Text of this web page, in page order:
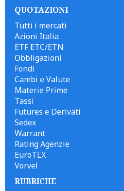
QUOTAZIONI
Tutti i mercati
Azioni Italia
ETF ETC/ETN
Obbligazioni
Fondi
Cambi e Valute
Materie Prime
Tassi
Futures e Derivati
Sedex
Warrant
Rating Agenzie
EuroTLX
Vorvel
RUBRICHE